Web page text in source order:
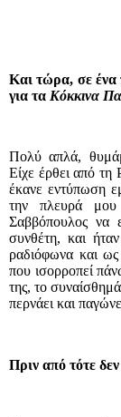
Και τώρα, σε ένα
για τα Κόκκινα
Πολύ απλά,
Είχε έρθει από τη
έκανε εντύπωση
την πλευρά μου
Σαββόπουλος να
συνθέτη, και
ραδιόφωνα και
που ισορροπεί
της, το
περνάει και
Πριν από τότε